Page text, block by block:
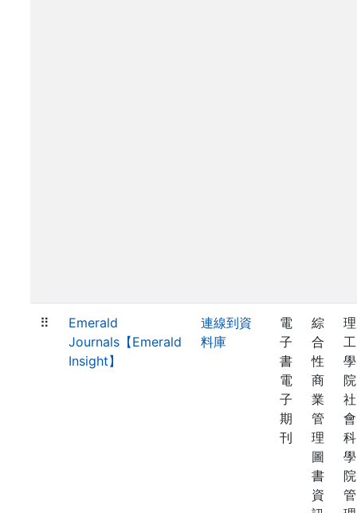
⠿
Emerald
Journals【Emerald
Insight】
連線到資
料庫
電
子
書
電
子
期
刊
綜
合
性
商
業
管
理
圖
書
資
理
工
學
院
社
會
科
學
院
管